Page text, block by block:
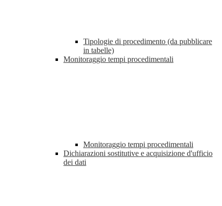
Tipologie di procedimento (da pubblicare
in tabelle)
Monitoraggio tempi procedimentali
Monitoraggio tempi procedimentali
Dichiarazioni sostitutive e acquisizione d'ufficio
dei dati